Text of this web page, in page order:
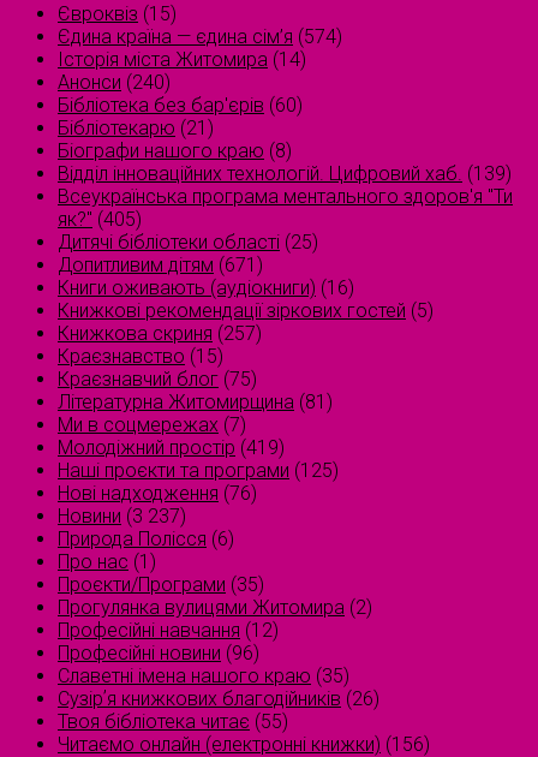
Євроквіз (15)
Єдина країна — єдина сім’я (574)
Історія міста Житомира (14)
Анонси (240)
Бібліотека без бар'єрів (60)
Бібліотекарю (21)
Біографи нашого краю (8)
Відділ інноваційних технологій. Цифровий хаб. (139)
Всеукраїнська програма ментального здоров'я "Ти
як?" (405)
Дитячі бібліотеки області (25)
Допитливим дітям (671)
Книги оживають (аудіокниги) (16)
Книжкові рекомендації зіркових гостей (5)
Книжкова скриня (257)
Краєзнавство (15)
Краєзнавчий блог (75)
Літературна Житомирщина (81)
Ми в соцмережах (7)
Молодіжний простір (419)
Наші проєкти та програми (125)
Нові надходження (76)
Новини (3 237)
Природа Полісся (6)
Про нас (1)
Проєкти/Програми (35)
Прогулянка вулицями Житомира (2)
Професійні навчання (12)
Професійні новини (96)
Славетні імена нашого краю (35)
Сузірʼя книжкових благодійників (26)
Твоя бібліотека читає (55)
Читаємо онлайн (електронні книжки) (156)